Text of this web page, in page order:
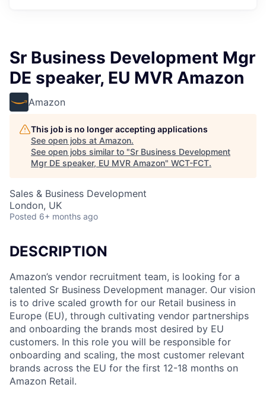
Sr Business Development Mgr
DE speaker, EU MVR Amazon
Amazon
This job is no longer accepting applications
See open jobs at Amazon.
See open jobs similar to "Sr Business Development
Mgr DE speaker, EU MVR Amazon" WCT-FCT.
Sales & Business Development
London, UK
Posted 6+ months ago
DESCRIPTION
Amazon’s vendor recruitment team, is looking for a
talented Sr Business Development manager. Our vision
is to drive scaled growth for our Retail business in
Europe (EU), through cultivating vendor partnerships
and onboarding the brands most desired by EU
customers. In this role you will be responsible for
onboarding and scaling, the most customer relevant
brands across the EU for the first 12-18 months on
Amazon Retail.